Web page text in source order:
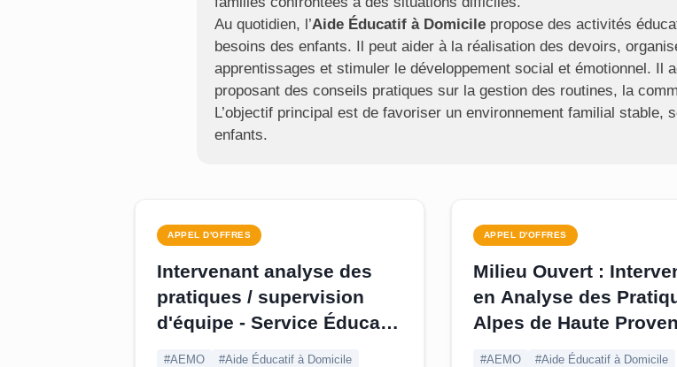
Au quotidien, l’Aide Éducatif à Domicile propose des activités
besoins des enfants. Il peut aider à la réalisation des devoirs,
apprentissages et stimuler le développement social et émotionnel. Il
proposant des conseils pratiques sur la gestion des routines, la
L’objectif principal est de favoriser un environnement familial stable,
enfants.
APPEL D'OFFRES
Intervenant analyse des
pratiques / supervision
d'équipe - Service Éducatif
Pourvu au 08/03
#AEMO #Aide Éducatif à Domicile
APPEL D'OFFRES
Milieu Ouvert :
en Analyse des
Alpes de Haute
#AEMO
#Aide Éducatif à Domicile